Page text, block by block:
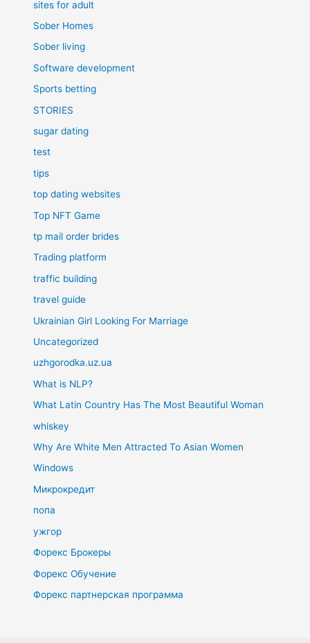
sites for adult
Sober Homes
Sober living
Software development
Sports betting
STORIES
sugar dating
test
tips
top dating websites
Top NFT Game
tp mail order brides
Trading platform
traffic building
travel guide
Ukrainian Girl Looking For Marriage
Uncategorized
uzhgorodka.uz.ua
What is NLP?
What Latin Country Has The Most Beautiful Woman
whiskey
Why Are White Men Attracted To Asian Women
Windows
Микрокредит
попа
ужгор
Форекс Брокеры
Форекс Обучение
Форекс партнерская программа